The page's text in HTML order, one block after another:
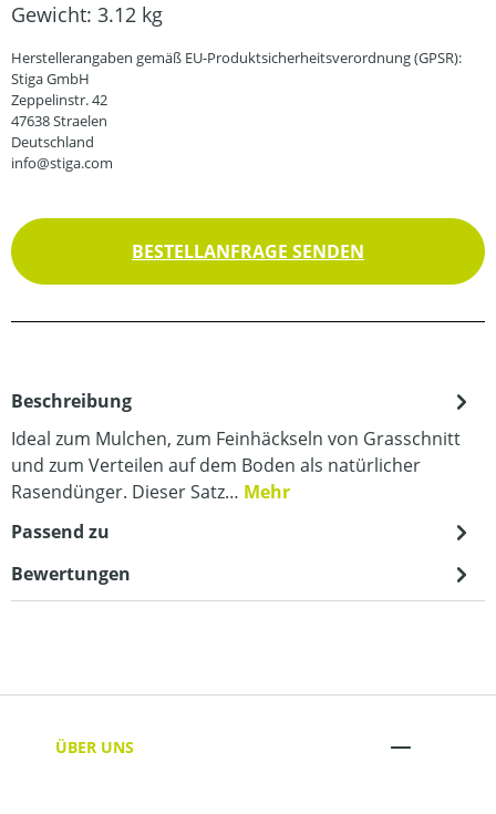
Gewicht: 3.12 kg
Herstellerangaben gemäß EU-Produktsicherheitsverordnung (GPSR):
Stiga GmbH
Zeppelinstr. 42
47638 Straelen
Deutschland
info@stiga.com
BESTELLANFRAGE SENDEN
Beschreibung
Ideal zum Mulchen, zum Feinhäckseln von Grasschnitt
und zum Verteilen auf dem Boden als natürlicher
Rasendünger. Dieser Satz… Mehr
Passend zu
Bewertungen
ÜBER UNS